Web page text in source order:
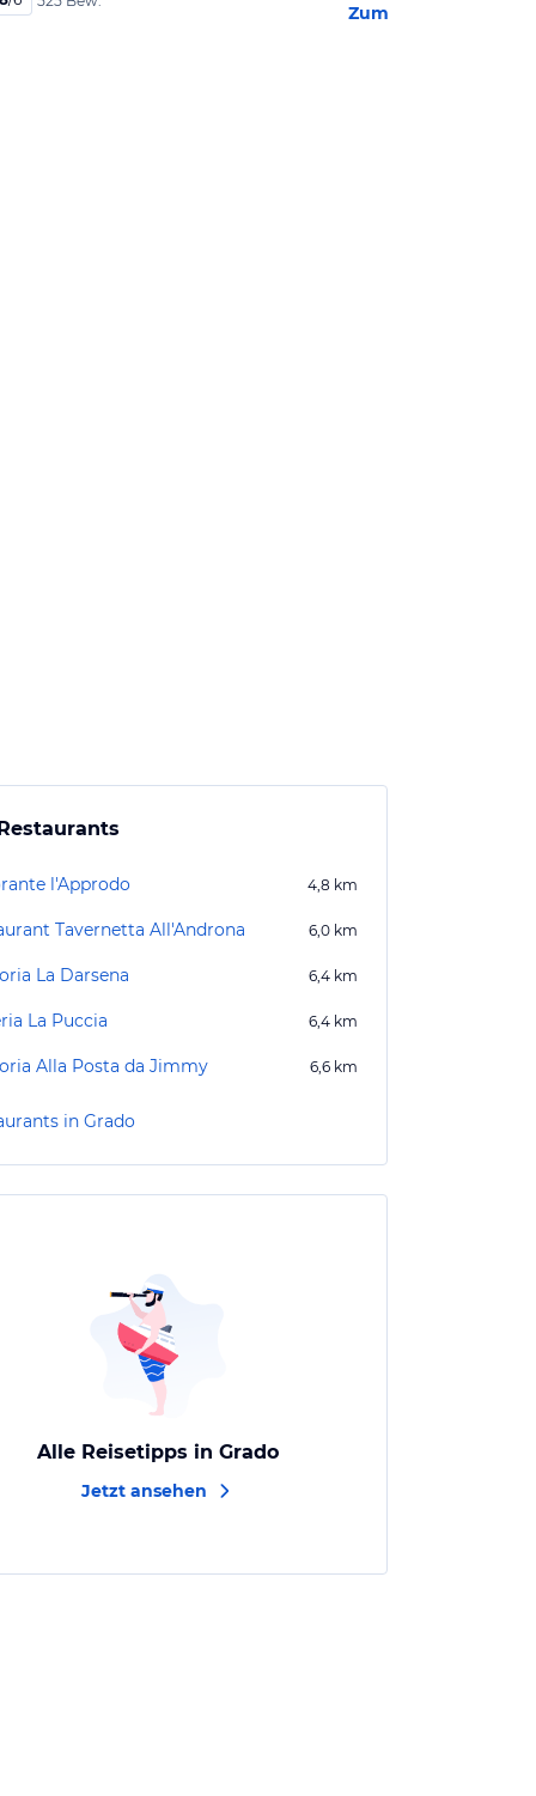
Zum Hotel
l'Approdo 4,8 km
Tavernetta All'Androna 6,0 km
La Darsena 6,4 km
La Puccia 6,4 km
Alla Posta da Jimmy 6,6 km
in Grado
Alle Reisetipps in Grado
Jetzt ansehen